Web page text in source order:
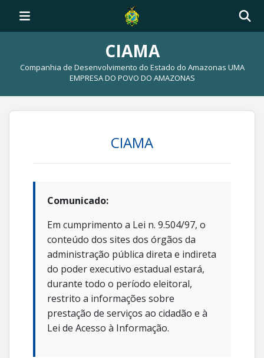
CIAMA
Companhia de Desenvolvimento do Estado do Amazonas UMA
EMPRESA DO POVO DO AMAZONAS
CIAMA
Comunicado:
Em cumprimento a Lei n. 9.504/97, o
conteúdo dos sites dos órgãos da
administração pública direta e indireta
do poder executivo estadual estará,
durante todo o período eleitoral,
restrito a informações sobre
prestação de serviços ao cidadão e à
Lei de Acesso à Informação.